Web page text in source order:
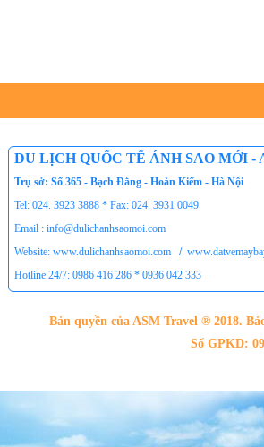
DU LỊCH QUỐC TẾ ÁNH SAO MỚI -
Trụ sở: Số 365 - Bạch Đằng - Hoàn Kiếm - Hà Nội
Tel: 024. 3923 3888 * Fax: 024. 3931 0049
Email : info@dulichanhsaomoi.com
Website: www.dulichanhsaomoi.com
/
Hotline 24/7: 0986 416 286 * 0936 042 333
Bản quyền của ASM Travel ® 2018.
Số GPKD: